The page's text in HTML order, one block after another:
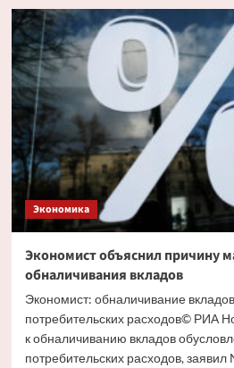
Путин
и
Костин
кредитование
крупных
проектов
Экономика
Экономист объяснил причину
обналичивания вкладов
Экономист: обналичивание
потребительских расходов© РИА
к обналичиванию вкладов
потребительских расходов, заявил